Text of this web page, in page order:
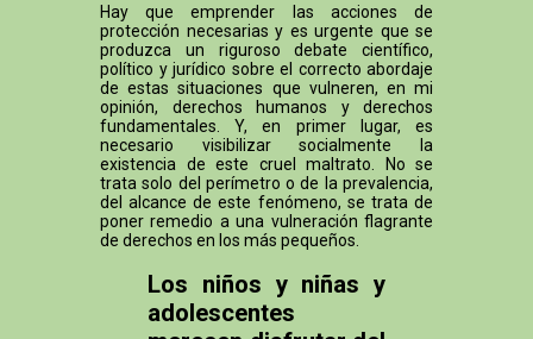
Hay que emprender las acciones de
protección necesarias y es urgente que se
produzca un riguroso debate científico,
político y jurídico sobre el correcto abordaje
de estas situaciones que vulneren, en mi
opinión, derechos humanos y derechos
fundamentales. Y, en primer lugar, es
necesario visibilizar socialmente la
existencia de este cruel maltrato. No se
trata solo del perímetro o de la prevalencia,
del alcance de este fenómeno, se trata de
poner remedio a una vulneración flagrante
de derechos en los más pequeños.
Los niños y niñas y
adolescentes